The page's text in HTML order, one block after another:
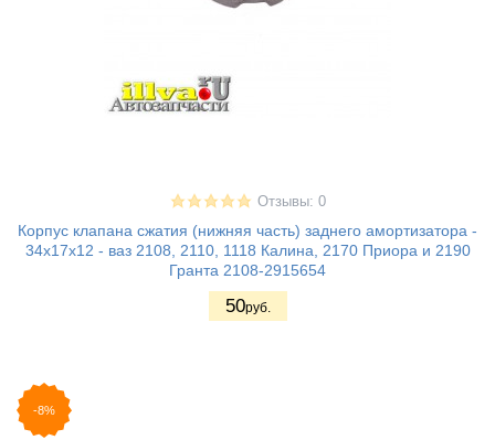
Отзывы: 0
Корпус клапана сжатия (нижняя часть) заднего амортизатора -
34х17х12 - ваз 2108, 2110, 1118 Калина, 2170 Приора и 2190
Гранта 2108-2915654
50руб.
-8%